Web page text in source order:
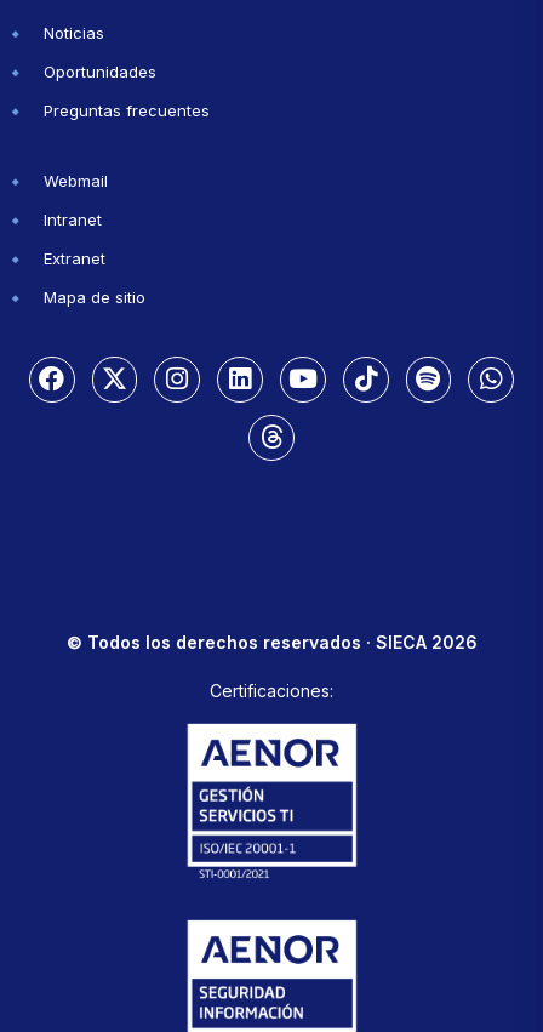
Noticias
Oportunidades
Preguntas frecuentes
Webmail
Intranet
Extranet
Mapa de sitio
© Todos los derechos reservados · SIECA 2026
Certificaciones: